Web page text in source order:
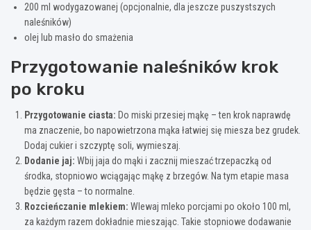
200 ml wodygazowanej (opcjonalnie, dla jeszcze puszystszych
naleśników)
olej lub masło do smażenia
Przygotowanie naleśników krok
po kroku
Przygotowanie ciasta: Do miski przesiej mąkę – ten krok naprawdę
ma znaczenie, bo napowietrzona mąka łatwiej się miesza bez grudek.
Dodaj cukier i szczyptę soli, wymieszaj.
Dodanie jaj: Wbij jaja do mąki i zacznij mieszać trzepaczką od
środka, stopniowo wciągając mąkę z brzegów. Na tym etapie masa
będzie gęsta – to normalne.
Rozcieńczanie mlekiem: Wlewaj mleko porcjami po około 100 ml,
za każdym razem dokładnie mieszając. Takie stopniowe dodawanie